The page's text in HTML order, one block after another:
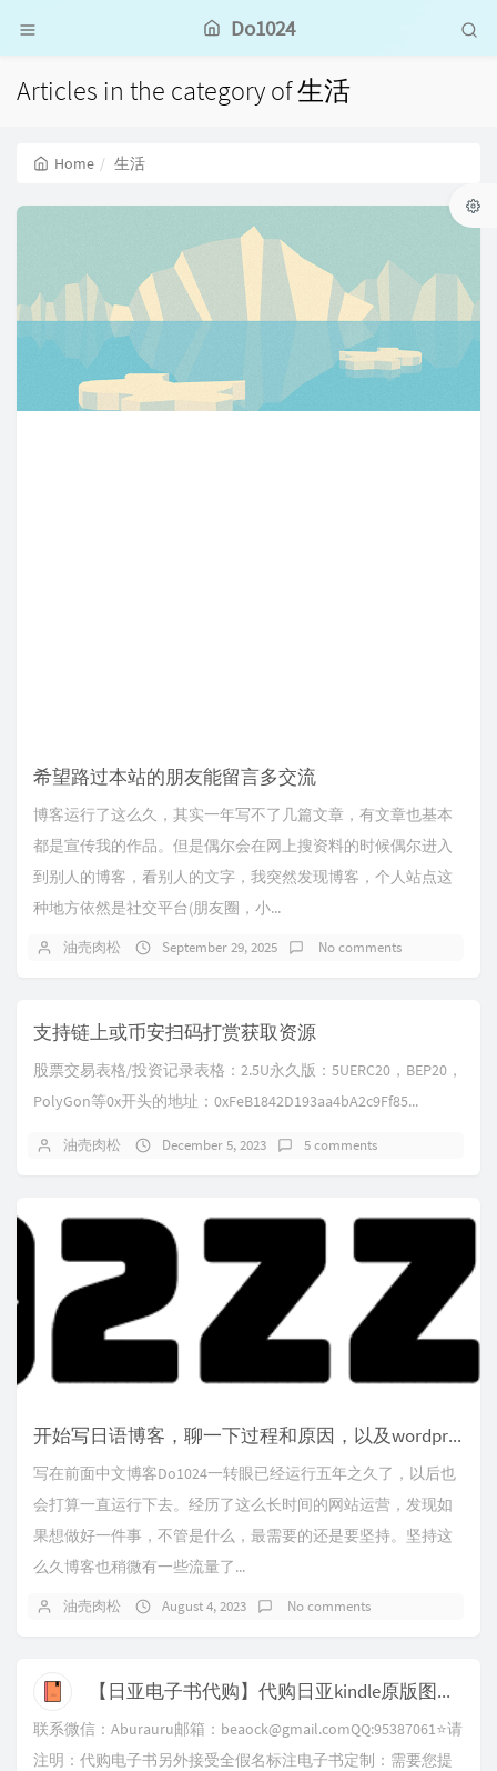
Do1024
Articles in the category of 生活
Home 生活
希望路过本站的朋友能留言多交流
博客运行了这么久，其实一年写不了几篇文章，有文章也基本
都是宣传我的作品。但是偶尔会在网上搜资料的时候偶尔进入
到别人的博客，看别人的文字，我突然发现博客，个人站点这
种地方依然是社交平台(朋友圈，小...
油売肉松 September 29, 2025 No comments
支持链上或币安扫码打赏获取资源
股票交易表格/投资记录表格：2.5U永久版：5UERC20，BEP20，
PolyGon等0x开头的地址：0xFeB1842D193aa4bA2c9Ff85...
油売肉松 December 5, 2023 5 comments
开始写日语博客，聊一下过程和原因，以及wordpress的主题推荐
写在前面中文博客Do1024一转眼已经运行五年之久了，以后也
会打算一直运行下去。经历了这么长时间的网站运营，发现如
果想做好一件事，不管是什么，最需要的还是要坚持。坚持这
么久博客也稍微有一些流量了...
油売肉松 August 4, 2023 No comments
【日亚电子书代购】代购日亚kindle原版图书，日语电子书，日语原著
联系微信：Aburauru邮箱：beaock@gmail.comQQ:95387061⭐请
注明：代购电子书另外接受全假名标注电子书定制：需要您提